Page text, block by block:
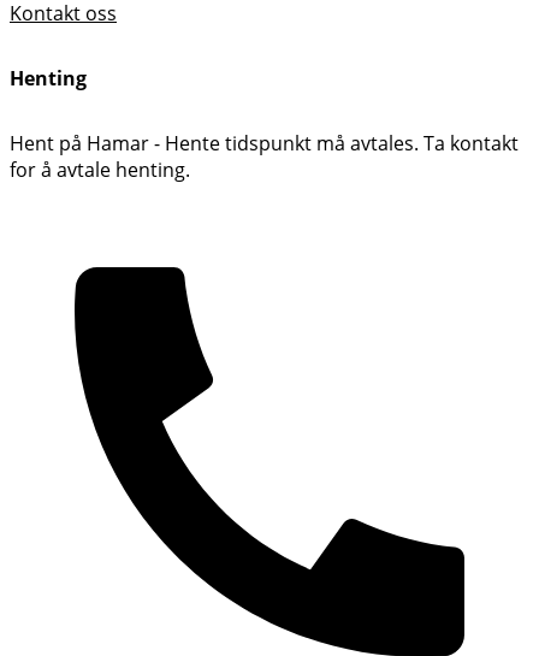
Kontakt oss
Henting
Hent på Hamar - Hente tidspunkt må avtales. Ta kontakt
for å avtale henting.